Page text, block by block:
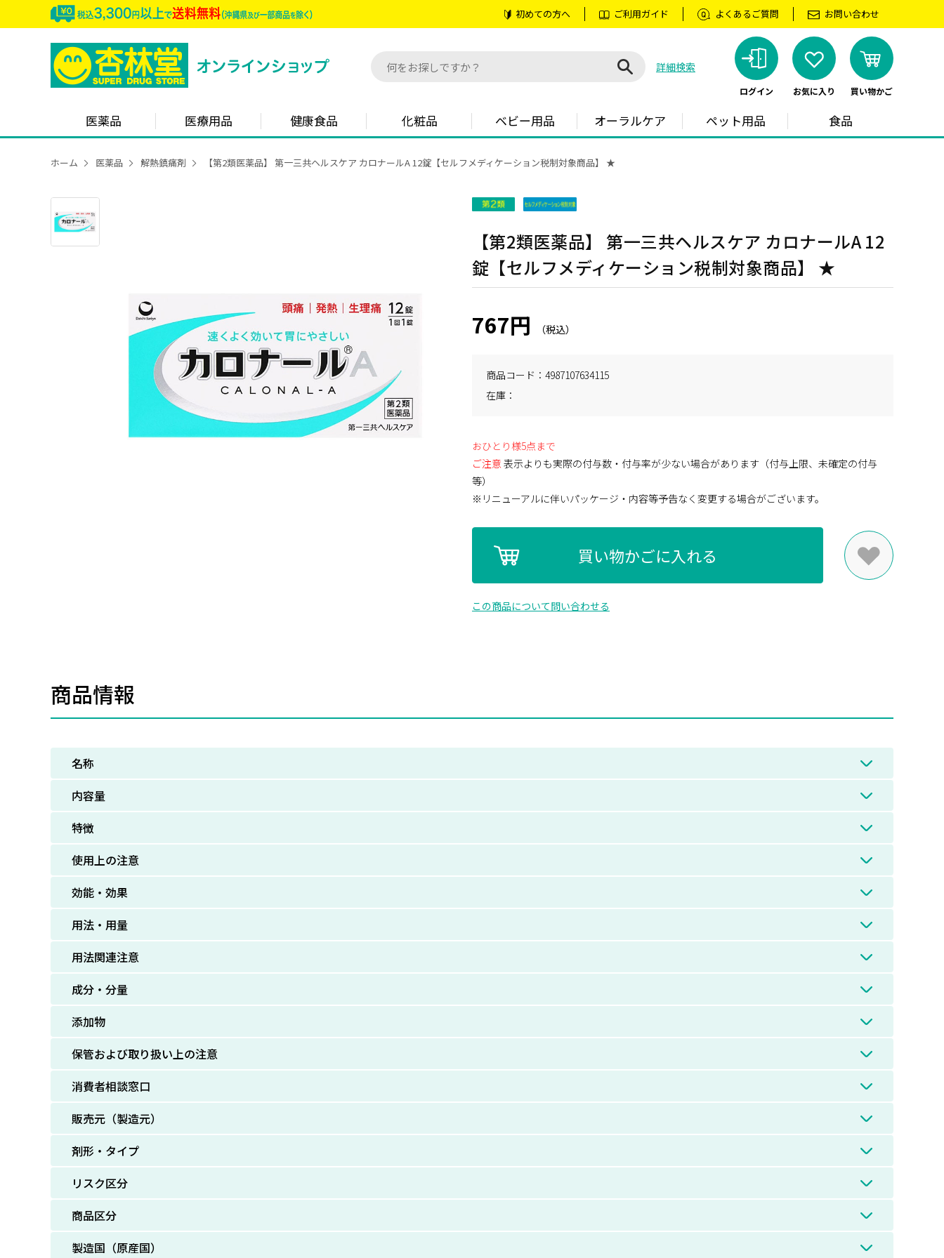
初めての方へ ご利用ガイド よくあるご質問 お問い合わせ
詳細検索
ログイン お気に入り 買い物かご
医薬品 医療用品 健康食品 化粧品 ベビー用品 オーラルケア ペット用品 食品
ホーム 医薬品 解熱鎮痛剤 【第2類医薬品】 第一三共ヘルスケア カロナールA 12錠【セルフメディケーション税制対象商品】 ★
【第2類医薬品】 第一三共ヘルスケア カロナールA 12
錠【セルフメディケーション税制対象商品】 ★
767円
商品コード
4987107634115
在庫
おひとり様5点まで
ご注意 表示よりも実際の付与数・付与率が少ない場合があります（付与上限、未確定の付与
等）
※リニューアルに伴いパッケージ・内容等予告なく変更する場合がございます。
買い物かごに入れる
この商品について問い合わせる
商品情報
名称
内容量
特徴
使用上の注意
効能・効果
用法・用量
用法関連注意
成分・分量
添加物
保管および取り扱い上の注意
消費者相談窓口
販売元（製造元）
剤形・タイプ
リスク区分
商品区分
製造国（原産国）